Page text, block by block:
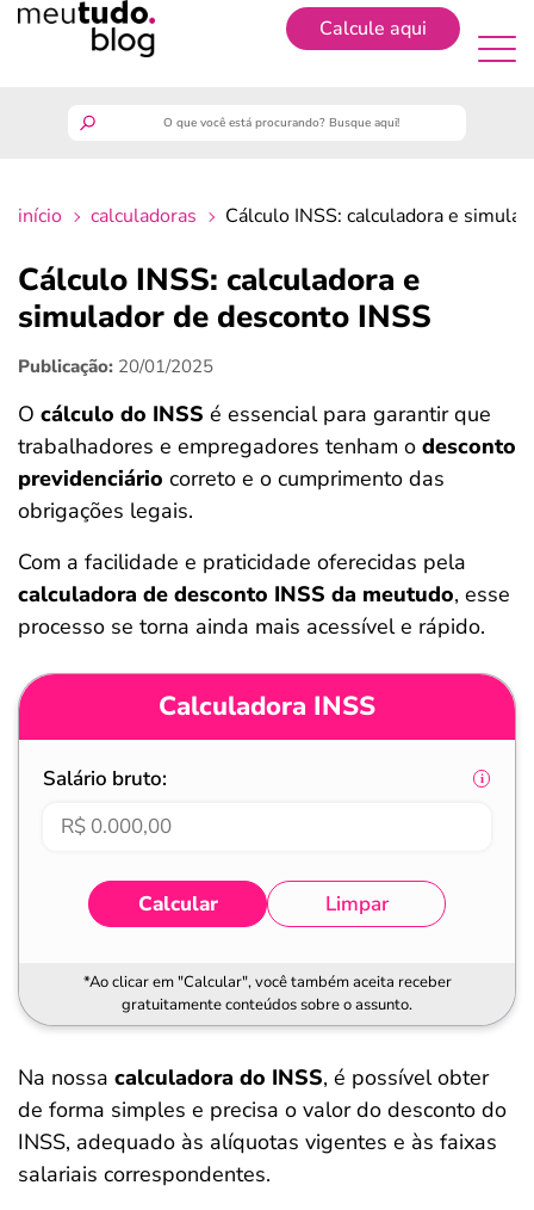
Calcule aqui
Cadastrar
finanças
benefícios
crédito fácil
últimas notícias
ferramentas
início calculadoras Cálculo INSS: calculadora e
Cálculo INSS: calculadora e
simulador de desconto INSS
Publicação: 20/01/2025
O cálculo do INSS é essencial para garantir que
trabalhadores e empregadores tenham o desconto
previdenciário correto e o cumprimento das
obrigações legais.
Com a facilidade e praticidade oferecidas pela
calculadora de desconto INSS da meutudo, esse
processo se torna ainda mais acessível e rápido.
Calculadora INSS
Salário bruto:
Calcular Limpar
*Ao clicar em "Calcular", você também aceita receber
gratuitamente conteúdos sobre o assunto.
Na nossa calculadora do INSS, é possível obter
de forma simples e precisa o valor do desconto do
INSS, adequado às alíquotas vigentes e às faixas
salariais correspondentes.